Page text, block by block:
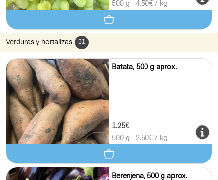
500 g
4.50€ / kg
Verduras y hortalizas 31
Batata, 500 g aprox.
1.25€
500 g
2.50€ / kg
Berenjena, 500 g aprox.